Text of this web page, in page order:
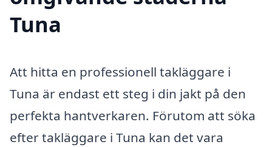
Tuna
Att hitta en professionell takläggare i
Tuna är endast ett steg i din jakt på den
perfekta hantverkaren. Förutom att söka
efter takläggare i Tuna kan det vara